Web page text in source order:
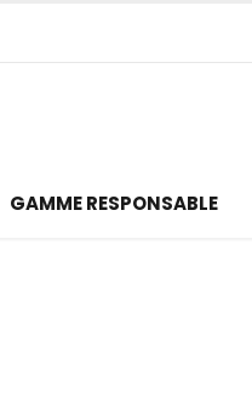
GAMME RESPONSABLE